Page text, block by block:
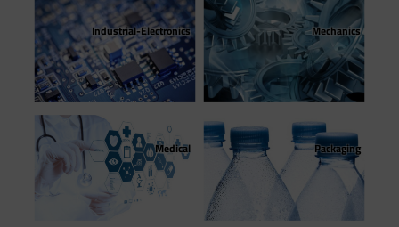
Industrial-Electronics Mechanics
Medical Packaging